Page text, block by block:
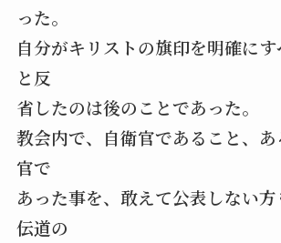
った。
自分がキリストの旗印を明確に
と反
省したのは後のことであった。
教会内で、自衛官であること、
官で
あった事を、敢えて公表しない
伝道の